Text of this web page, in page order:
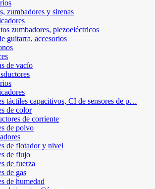
zumbadores y sirenas
zumbadores, piezoeléctricos
guitarra, accesorios
de vacío
táctiles capacitivos, CI de sensores de p…
de color
de corriente
de polvo
de flotador y nivel
de flujo
de fuerza
de gas
de humedad